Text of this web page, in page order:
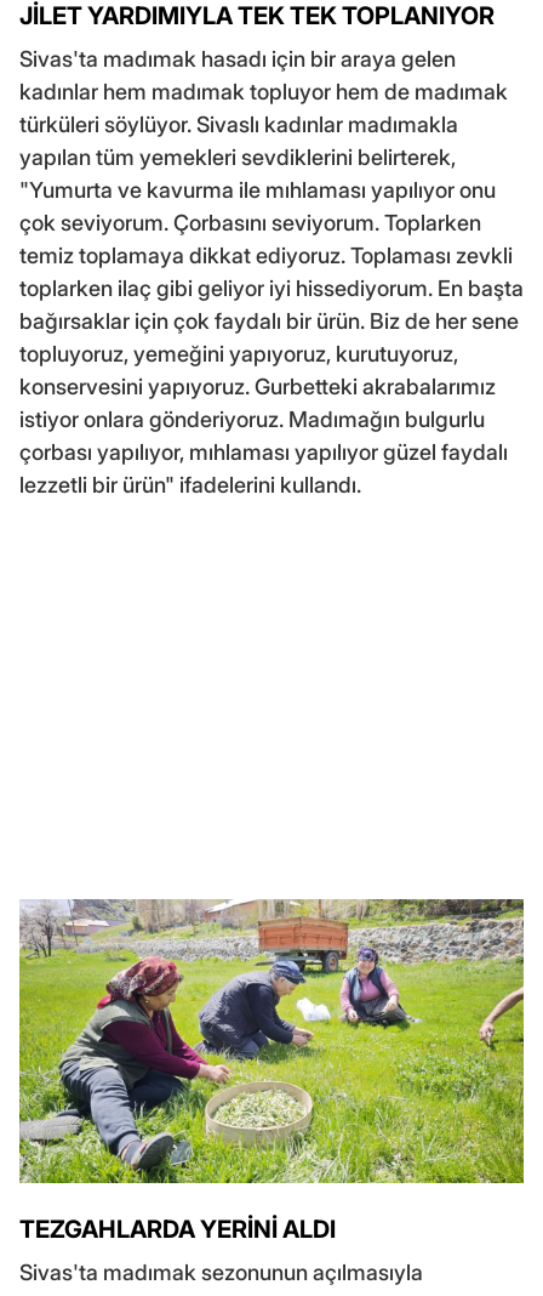
JİLET YARDIMIYLA TEK TEK TOPLANIYOR
Sivas'ta madımak hasadı için bir araya gelen
kadınlar hem madımak topluyor hem de madımak
türküleri söylüyor. Sivaslı kadınlar madımakla
yapılan tüm yemekleri sevdiklerini belirterek,
"Yumurta ve kavurma ile mıhlaması yapılıyor onu
çok seviyorum. Çorbasını seviyorum. Toplarken
temiz toplamaya dikkat ediyoruz. Toplaması zevkli
toplarken ilaç gibi geliyor iyi hissediyorum. En başta
bağırsaklar için çok faydalı bir ürün. Biz de her sene
topluyoruz, yemeğini yapıyoruz, kurutuyoruz,
konservesini yapıyoruz. Gurbetteki akrabalarımız
istiyor onlara gönderiyoruz. Madımağın bulgurlu
çorbası yapılıyor, mıhlaması yapılıyor güzel faydalı
lezzetli bir ürün" ifadelerini kullandı.
TEZGAHLARDA YERİNİ ALDI
Sivas'ta madımak sezonunun açılmasıyla